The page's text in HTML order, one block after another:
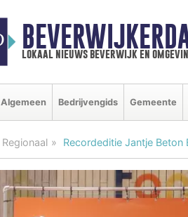
lokaal nieuws beverwijk en
Algemeen Bedrijvengids Gemeente
Regionaal Recordeditie Jantje